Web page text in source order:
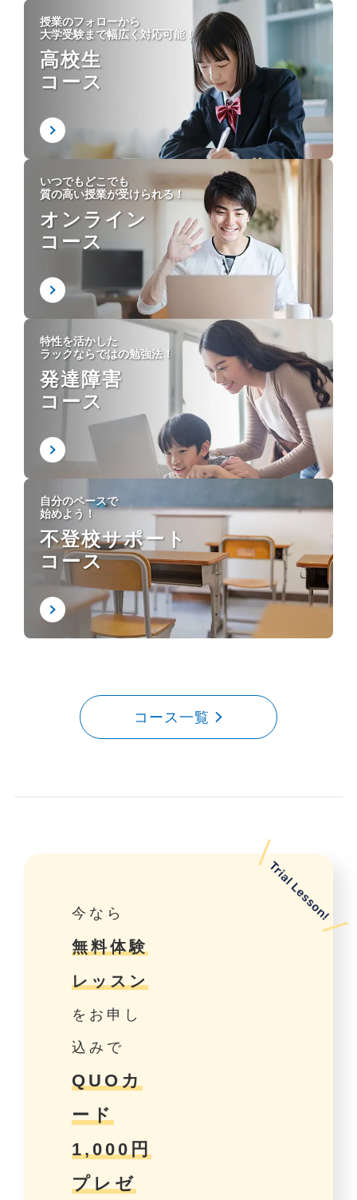
授業のフォローから
大学受験まで幅広く対応可能！
高校生
コース
いつでもどこでも
質の高い授業が受けられる！
オンライン
コース
特性を活かした
ラックならではの勉強法！
発達障害
コース
自分のペースで
始めよう！
不登校サポート
コース
コース一覧
今なら
無料体験
レッスン
をお申し
込みで
QUOカ
ード
1,000円
プレゼ